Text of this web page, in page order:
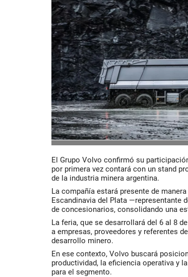
El Grupo Volvo confirmó su
por primera vez contará con un stand
de la industria minera argentina.
La compañía estará presente de
Escandinavia del Plata —representante
de concesionarios, consolidando una
La feria, que se desarrollará del 6 al 8
a empresas, proveedores y referentes
desarrollo minero.
En ese contexto, Volvo buscará
productividad, la eficiencia operativa y
para el segmento.